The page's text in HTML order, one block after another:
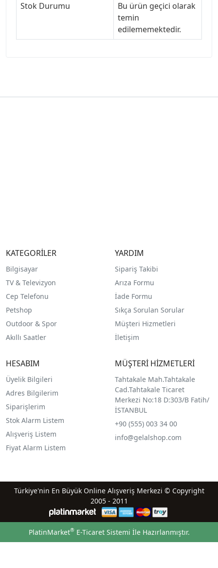
Stok Durumu
Bu ürün geçici olarak
temin
edilememektedir.
KATEGORİLER
Bilgisayar
TV & Televizyon
Cep Telefonu
Petshop
Outdoor & Spor
Akıllı Saatler
YARDIM
Sipariş Takibi
Arıza Formu
İade Formu
Sıkça Sorulan Sorular
Müşteri Hizmetleri
İletişim
HESABIM
Üyelik Bilgileri
Adres Bilgilerim
Siparişlerim
Stok Alarm Listem
Alışveriş Listem
Fiyat Alarm Listem
MÜŞTERİ HİZMETLERİ
Tahtakale Mah.Tahtakale
Cad.Tahtakale Ticaret
Merkezi No:18 D:303/B Fatih/
İSTANBUL
+90 (555) 003 34 00
info@gelalshop.com
Türkiye'nin En Büyük Online Alışveriş Merkezi © Copyright
2005 - 2011
PlatinMarket®E-Ticaret Sistemi İle Hazırlanmıştır.